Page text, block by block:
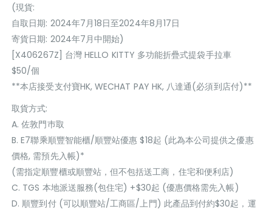
(現貨:
自取日期: 2024年7月18日至2024年8月17日
寄貨日期: 2024年7月中開始)
[X406267Z] 台灣 HELLO KITTY 多功能折疊式提袋手拉車
$50/個
**本店接受支付寶HK, WECHAT PAY HK, 八達通(必須到店付)**
取貨方式:
A. 佐敦門巿取
B. E7聯乘順豐智能櫃/順豐站優惠 $18起 (此為本公司提供之優惠
價格, 需預先入帳)*
(需指定順豐櫃或順豐站，但不包括送工商，住宅和便利店)
C. TGS 本地派送服務(包住宅) +$30起 (優惠價格需先入帳)
D. 順豐到付 (可以順豐站/工商區/上門) 此產品到付約$30起，運